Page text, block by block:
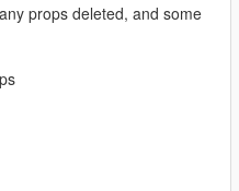
props deleted, and some